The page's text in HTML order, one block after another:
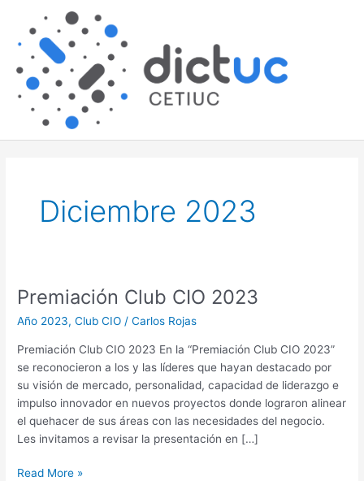
content
Diciembre 2023
Premiación Club CIO 2023
Año 2023,Club CIO /Carlos Rojas
Premiación Club CIO 2023 En la “Premiación Club CIO 2023”
se reconocieron a los y las líderes que hayan destacado por
su visión de mercado, personalidad, capacidad de liderazgo e
impulso innovador en nuevos proyectos donde lograron alinear
el quehacer de sus áreas con las necesidades del negocio.
Les invitamos a revisar la presentación en […]
Premiación
CIO
2023
Read More »